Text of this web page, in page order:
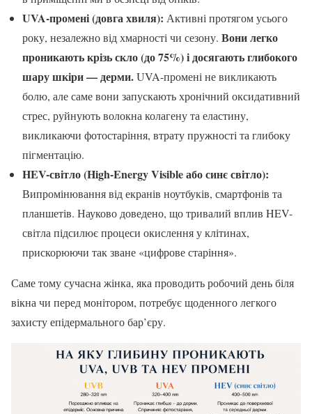
UVA-промені (довга хвиля): Активні протягом усього
року, незалежно від хмарності чи сезону. Вони легко
проникають крізь скло (до 75%) і досягають глибокого
шару шкіри — дерми.UVA-промені не викликають
болю, але саме вони запускають хронічний оксидативний
стрес, руйнують волокна колагену та еластину,
викликаючи фотостаріння, втрату пружності та глибоку
пігментацію.
HEV-світло (High-Energy Visible або синє світло):
Випромінювання від екранів ноутбуків, смартфонів та
планшетів. Науково доведено, що тривалий вплив HEV-
світла підсилює процеси окислення у клітинах,
прискорюючи так зване «цифрове старіння».
Саме тому сучасна жінка, яка проводить робочий день біля
вікна чи перед монітором, потребує щоденного легкого
захисту епідермального бар’єру.